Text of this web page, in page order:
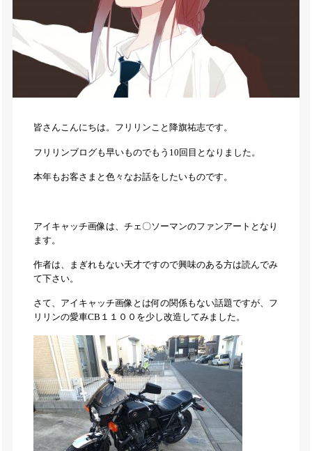
皆さんこんにちは。フリリンこと降旗祐志です。
フリリンブログも早いものでもう10回目となりました。
本年もお客さまと色々なお話をしたいものです。
アイキャッチ画像は、チェ〇ソーマンのファンアートとなり
ます。
作者は、まぎれもない天才ですので興味のある方は読んでみ
て下さい。
さて、アイキャッチ画像とは何の関係もない話題ですが、フ
リリンの愛車CB１１００を少し改造してみました。